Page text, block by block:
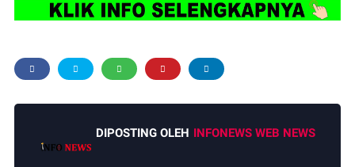
DIPOSTING OLEH INFONEWS WEB NEWS